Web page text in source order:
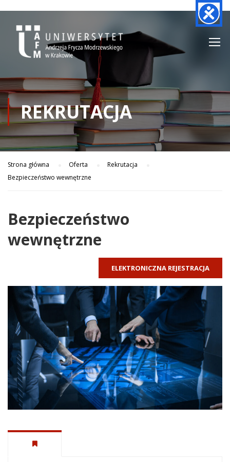
REKRUTACJA
Strona główna Oferta
Rekrutacja
Bezpieczeństwo wewnętrzne
Bezpieczeństwo
wewnętrzne
ELEKTRONICZNA REJESTRACJA